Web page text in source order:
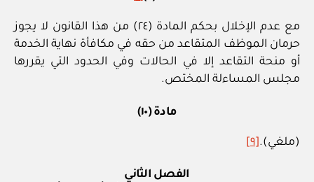
مع عدم الإخلال بحكم المادة (٢٤) من هذا القانون لا يجوز
حرمان الموظف المتقاعد من حقه في مكافأة نهاية الخدمة
أو منحة التقاعد إلا في الحالات وفي الحدود التي يقررها
مجلس المساءلة المختص.
مادة (١٠)
(ملغي).
الفصل الثاني